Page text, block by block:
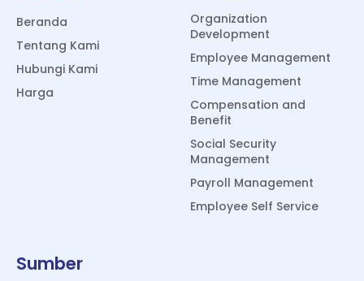
Beranda
Tentang Kami
Hubungi Kami
Harga
Organization
Development
Employee Management
Time Management
Compensation and
Benefit
Social Security
Management
Payroll Management
Employee Self Service
Sumber